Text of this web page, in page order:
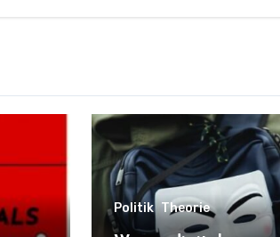
Politik Theorie